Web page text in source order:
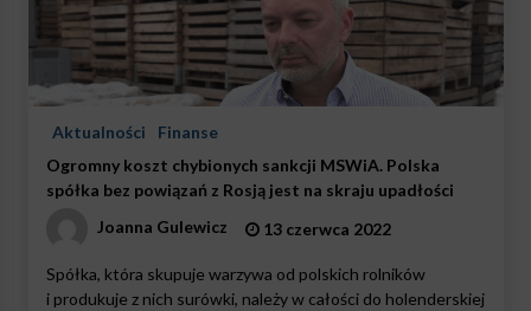
Aktualności
Finanse
Ogromny koszt chybionych sankcji MSWiA. Polska
spółka bez powiązań z Rosją jest na skraju upadłości
Joanna Gulewicz
13 czerwca 2022
Spółka, która skupuje warzywa od polskich rolników
i produkuje z nich surówki, należy w całości do holenderskiej